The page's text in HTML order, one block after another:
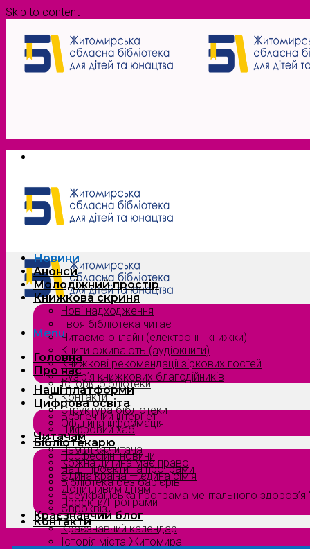
Skip to content
Menu
Головна
Про нас
Історія бібліотеки
Контакти
Структура бібліотеки
Офіційна інформація
Читачам
Пам’ятка читача
Кожна дитина має право
Єдина країна — єдина сім’я
Допитливим дітям
Проєкти/Програми
Краєзнавчий блог
Краєзнавчий календар
Історія міста Житомира
Новини
Анонси
Молодіжний простір
Книжкова скриня
Нові надходження
Твоя бібліотека читає
Читаємо онлайн (електронні книжки)
Книги оживають (аудіокниги)
Книжкові рекомендації зіркових гостей
Сузірʼя книжкових благодійників
Наші платформи
Цифрова освіта
Безпечний інтернет
Цифровий хаб
Бібліотекарю
Професійні новини
Наші проєкти та програми
Бібліотека без бар’єрів
Всеукраїнська програма ментального здоров’я
Євроквіз
Контакти